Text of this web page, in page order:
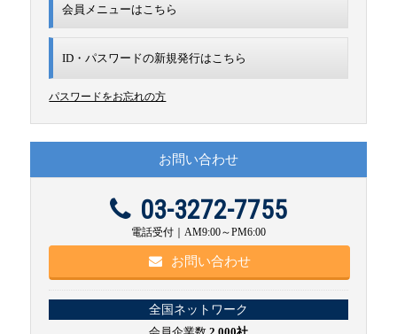
会員メニューはこちら
ID・パスワードの新規発行はこちら
パスワードをお忘れの方
お問い合わせ
03-3272-7755
電話受付｜AM9:00～PM6:00
お問い合わせ
全国ネットワーク